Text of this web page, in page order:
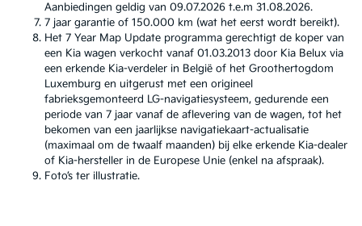
Aanbiedingen geldig van 09.07.2026 t.e.m 31.08.2026.
7 jaar garantie of 150.000 km (wat het eerst wordt bereikt).
Het 7 Year Map Update programma gerechtigt de koper van
een Kia wagen verkocht vanaf 01.03.2013 door Kia Belux via
een erkende Kia-verdeler in België of het Groothertogdom
Luxemburg en uitgerust met een origineel
fabrieksgemonteerd LG-navigatiesysteem, gedurende een
periode van 7 jaar vanaf de aflevering van de wagen, tot het
bekomen van een jaarlijkse navigatiekaart-actualisatie
(maximaal om de twaalf maanden) bij elke erkende Kia-dealer
of Kia-hersteller in de Europese Unie (enkel na afspraak).
Foto’s ter illustratie.